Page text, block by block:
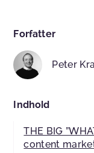
Forfatter
Peter
Indhold
THE BIG
content